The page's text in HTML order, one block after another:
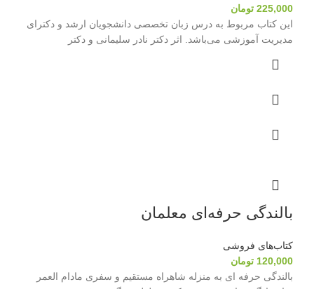
225,000 تومان
این کتاب مربوط به درس زبان تخصصی دانشجویان ارشد و دکترای
مدیریت آموزشی می‌باشد. اثر دکتر نادر سلیمانی و دکتر
بالندگی حرفه‌ای معلمان
کتاب‌های فروشی
120,000 تومان
بالندگی حرفه ای به منزله شاهراه مستقیم و سفری مادام العمر